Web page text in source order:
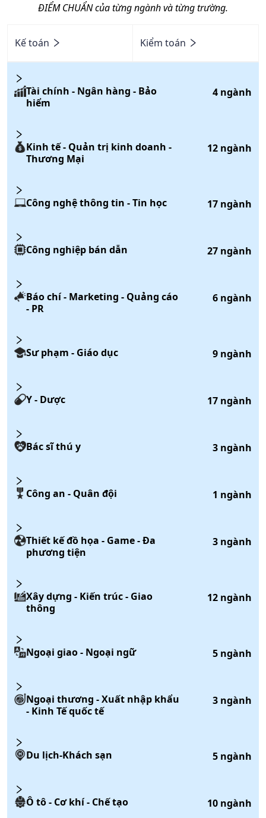
ĐIỂM CHUẨN của từng ngành và từng trường.
Kế toán Kiểm toán
Tài chính - Ngân hàng - Bảo
hiểm
4 ngành
Kinh tế - Quản trị kinh doanh -
Thương Mại
12 ngành
Công nghệ thông tin - Tin học 17 ngành
Công nghiệp bán dẫn 27 ngành
Báo chí - Marketing - Quảng cáo
- PR
6 ngành
Sư phạm - Giáo dục 9 ngành
Y - Dược 17 ngành
Bác sĩ thú y 3 ngành
Công an - Quân đội 1 ngành
Thiết kế đồ họa - Game - Đa
phương tiện
3 ngành
Xây dựng - Kiến trúc - Giao
thông
12 ngành
Ngoại giao - Ngoại ngữ 5 ngành
Ngoại thương - Xuất nhập khẩu
- Kinh Tế quốc tế
3 ngành
Du lịch-Khách sạn 5 ngành
Ô tô - Cơ khí - Chế tạo 10 ngành